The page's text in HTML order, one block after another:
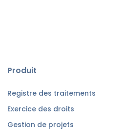
Produit
Registre des traitements
Exercice des droits
Gestion de projets